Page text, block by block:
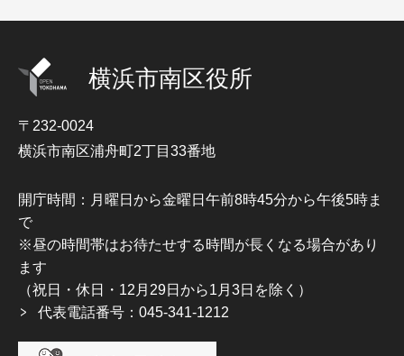
横浜市南区役所
〒232-0024
横浜市南区浦舟町2丁目33番地
開庁時間：月曜日から金曜日午前8時45分から午後5時ま
で
※昼の時間帯はお待たせする時間が長くなる場合があり
ます
（祝日・休日・12月29日から1月3日を除く）
代表電話番号：045-341-1212